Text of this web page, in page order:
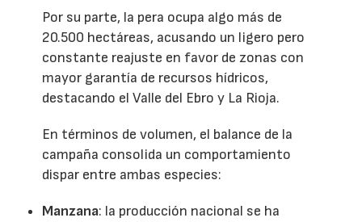
Por su parte, la pera ocupa algo más de
20.500 hectáreas, acusando un ligero pero
constante reajuste en favor de zonas con
mayor garantía de recursos hídricos,
destacando el Valle del Ebro y La Rioja.
En términos de volumen, el balance de la
campaña consolida un comportamiento
dispar entre ambas especies:
Manzana: la producción nacional se ha